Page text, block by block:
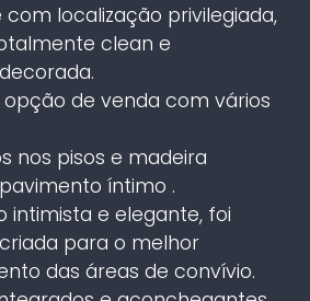
com localização privilegiada,
clean e
de venda com vários
nos pisos e madeira
íntimo .
intimista e elegante, foi
para o melhor
das áreas de convívio.